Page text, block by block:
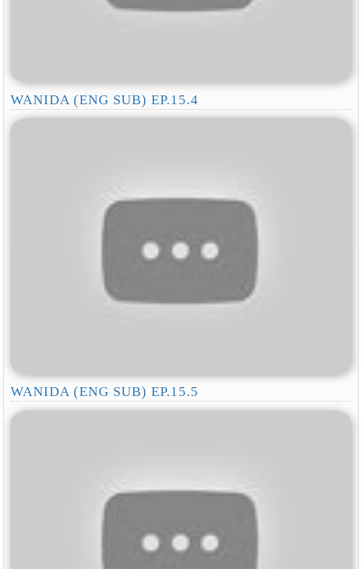
WANIDA (ENG SUB) EP.15.4
WANIDA (ENG SUB) EP.15.5